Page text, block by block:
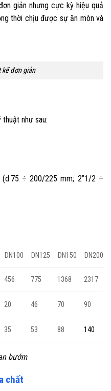
giản nhưng cực kỳ hiệu quả
thời chịu được sự ăn mòn và
đơn giản
như sau:
÷ 200/225 mm; 2”1/2 ÷
DN100 DN125 DN150 DN200
456 775 1368 2317
20 46 70 90
35 53 88 140
bướm
chất